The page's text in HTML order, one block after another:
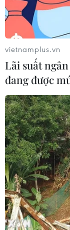
TIN CÙNG
Dự án cao tốc
Sóc Trăng
công
06/08/2026 02:33
vietnamplus.vn
Lãi suất
đang được